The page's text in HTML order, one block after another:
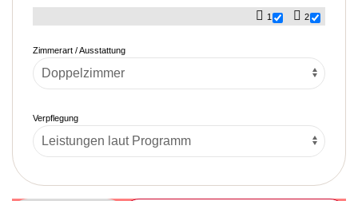
1 2
Zimmerart / Ausstattung
Verpflegung